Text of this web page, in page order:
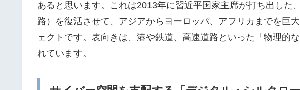
あると思います。これは2013年に習近平国家主席が打ち出した
路）を復活させて、アジアからヨーロッパ、アフリカまでを巨
ェクトです。表向きは、港や鉄道、高速道路といった「物理的
れています。